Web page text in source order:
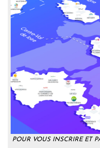
POUR VOUS INSCRIRE ET